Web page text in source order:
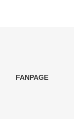
FANPAGE